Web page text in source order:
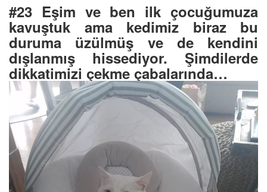
#23 Eşim ve ben ilk çocuğumuza
kavuştuk ama kedimiz biraz bu
duruma üzülmüş ve de kendini
dışlanmış hissediyor. Şimdilerde
dikkatimizi çekme çabalarında…